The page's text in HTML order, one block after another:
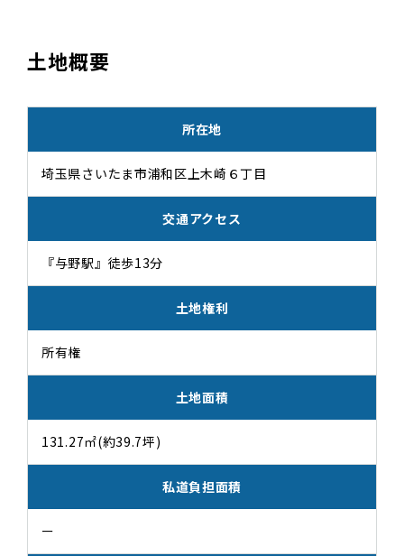
土地概要
所在地
埼玉県さいたま市浦和区上木崎６丁目
交通アクセス
『与野駅』徒歩13分
土地権利
所有権
土地面積
131.27㎡(約39.7坪)
私道負担面積
ー